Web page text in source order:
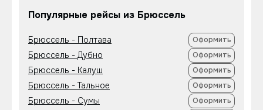
Популярные рейсы из Брюссель
Брюссель - Полтава Оформить
Брюссель - Дубно Оформить
Брюссель - Калуш Оформить
Брюссель - Тальное Оформить
Брюссель - Сумы Оформить